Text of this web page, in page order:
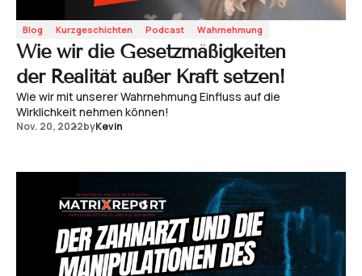
Blog Kurzgeschichten Podcast Wahrnehmung
Wie wir die Gesetzmäßigkeiten
der Realität außer Kraft setzen!
Wie wir mit unserer Wahrnehmung Einfluss auf die
Wirklichkeit nehmen können!
Nov. 20, 2022byKevin